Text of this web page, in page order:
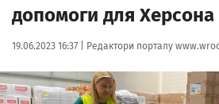
допомоги для Херсона
Data publikacji:
19.06.2023 16:37 | Autor:
Редактори порталу
Kliknij, aby powiększyć